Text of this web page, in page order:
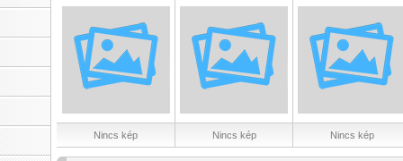
Nincs kép Nincs kép Nincs kép